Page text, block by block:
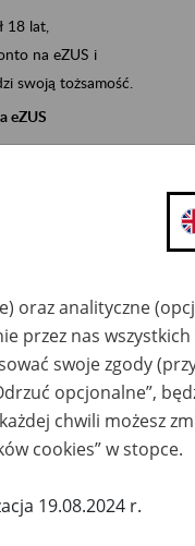
18 lat,
na eZUS i
swoją tożsamość.
eZUS
danych zgromadzonych w
wniosków i otrzymywanie
pytań i otrzymywanie
ubezpieczoną (np.
swoje dane
do informacji o stanie
do informacji o
składek (np.
z aplikacji
wypełnisz i
złożyć wniosek o wydanie
oraz analityczne
przez nas
swoje zgody
opcjonalne”,
chwili możesz
cookies” w stopce.
19.08.2024 r.